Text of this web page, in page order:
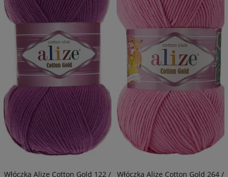
Włóczka Alize Cotton Gold 122 /
Włóczka Alize Cotton Gold 264 /